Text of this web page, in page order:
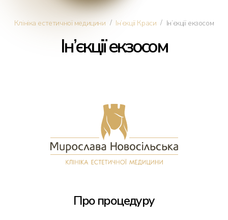
Косметологія
Дерматологія
Омолодження обличчя
Трихологія
Інтимна пластика
Клініка естетичної медицини / Ін’єкції Краси / Ін’єкції екзосом
Ін’єкції екзосом
Про процедуру